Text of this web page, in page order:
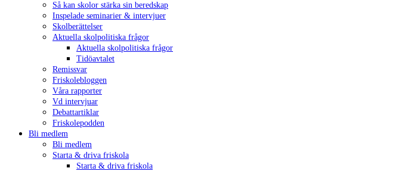
Så kan skolor stärka sin beredskap
Inspelade seminarier & intervjuer
Skolberättelser
Aktuella skolpolitiska frågor
Aktuella skolpolitiska frågor
Tidöavtalet
Remissvar
Friskolebloggen
Våra rapporter
Vd intervjuar
Debattartiklar
Friskolepodden
Bli medlem
Bli medlem
Starta & driva friskola
Starta & driva friskola